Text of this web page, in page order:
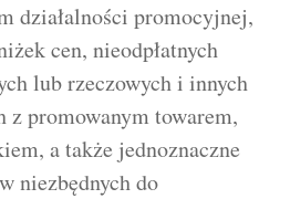
działalności promocyjnej,
cen, nieodpłatnych
lub rzeczowych i innych
z promowanym towarem,
a także jednoznaczne
niezbędnych do